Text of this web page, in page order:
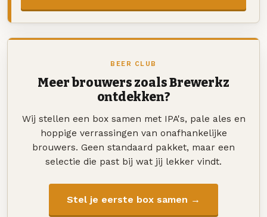
BEER CLUB
Meer brouwers zoals Brewerkz
ontdekken?
Wij stellen een box samen met IPA's, pale ales en
hoppige verrassingen van onafhankelijke
brouwers. Geen standaard pakket, maar een
selectie die past bij wat jij lekker vindt.
Stel je eerste box samen →